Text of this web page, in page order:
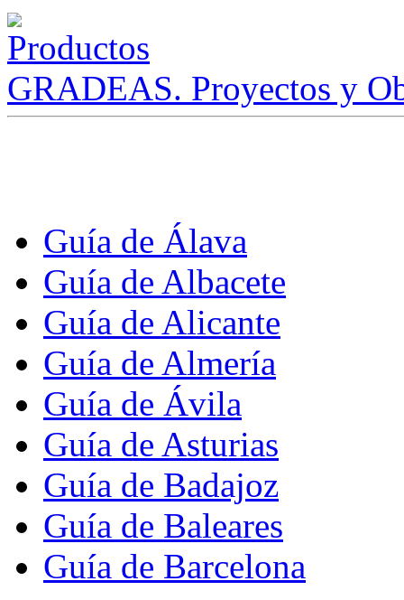
GRADEAS. Proyectos y
Guía de Álava
Guía de Albacete
Guía de Alicante
Guía de Almería
Guía de Ávila
Guía de Asturias
Guía de Badajoz
Guía de Baleares
Guía de Barcelona